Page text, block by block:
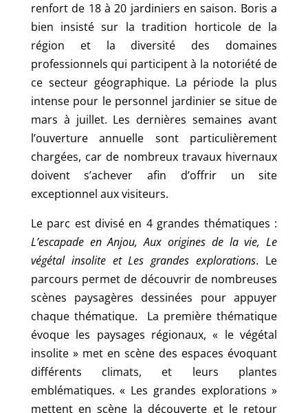
renfort de 18 à 20 jardiniers en saison. Boris a
bien insisté sur la tradition horticole de la
région et la diversité des domaines
professionnels qui participent à la notoriété de
ce secteur géographique. La période la plus
intense pour le personnel jardinier se situe de
mars à juillet. Les dernières semaines avant
l’ouverture annuelle sont particulièrement
chargées, car de nombreux travaux hivernaux
doivent s’achever afin d’offrir un site
exceptionnel aux visiteurs.
Le parc est divisé en 4 grandes thématiques :
L’escapade en Anjou, Aux origines de la vie, Le
végétal insolite et Les grandes explorations. Le
parcours permet de découvrir de nombreuses
scènes paysagères dessinées pour appuyer
chaque thématique. La première thématique
évoque les paysages régionaux, « le végétal
insolite » met en scène des espaces évoquant
différents climats, et leurs plantes
emblématiques. « Les grandes explorations »
mettent en scène la découverte et le retour